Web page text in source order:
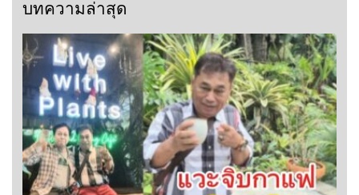
บทความล่าสุด